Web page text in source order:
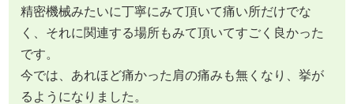
精密機械みたいに丁寧にみて頂いて痛い所だけでな
く、それに関連する場所もみて頂いてすごく良かった
です。
今では、あれほど痛かった肩の痛みも無くなり、挙が
るようになりました。